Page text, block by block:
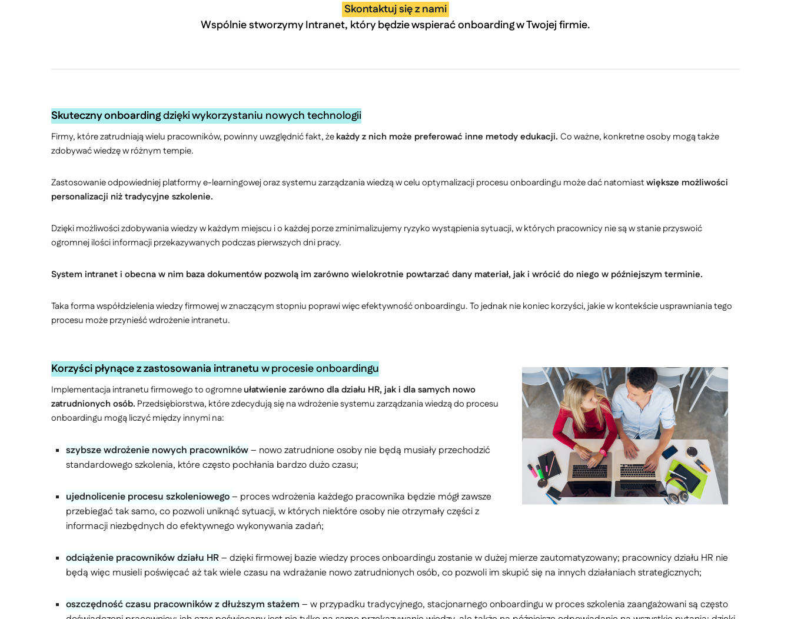
Skontaktuj się z nami
Wspólnie stworzymy Intranet, który będzie wspierać onboarding w Twojej firmie.
Skuteczny onboardingdzięki wykorzystaniu nowych technologii
Firmy, które zatrudniają wielu pracowników, powinny uwzględnić fakt, żekażdy z nich może preferować inne metody edukacji. Co ważne, konkretne osoby mogą także
zdobywać wiedzę w różnym tempie.
Zastosowanie odpowiedniej platformy e-learningowej oraz systemu zarządzania wiedzą w celu optymalizacji procesu onboardingu może dać natomiastwiększe możliwości
personalizacji niż tradycyjne szkolenie.
Dzięki możliwości zdobywania wiedzy w każdym miejscu i o każdej porze zminimalizujemy ryzyko wystąpienia sytuacji, w których pracownicy nie są w stanie przyswoić
ogromnej ilości informacji przekazywanych podczas pierwszych dni pracy.
System intranet i obecna w nim baza dokumentów pozwolą im zarówno wielokrotnie powtarzać dany materiał, jak i wrócić do niego w późniejszym terminie.
Taka forma współdzielenia wiedzy firmowej w znaczącym stopniu poprawi więc efektywność onboardingu. To jednak nie koniec korzyści, jakie w kontekście usprawniania tego
procesu może przynieść wdrożenie intranetu.
Korzyści płynące z zastosowania intranetuw procesie onboardingu
Implementacja intranetu firmowego to ogromneułatwienie zarówno dla działu HR, jak i dla samych nowo
zatrudnionych osób. Przedsiębiorstwa, które zdecydują się na wdrożenie systemu zarządzania wiedzą do procesu
onboardingu mogą liczyć między innymi na:
szybsze wdrożenie nowych pracowników– nowo zatrudnione osoby nie będą musiały przechodzić
standardowego szkolenia, które często pochłania bardzo dużo czasu;
ujednolicenie procesu szkoleniowego– proces wdrożenia każdego pracownika będzie mógł zawsze
przebiegać tak samo, co pozwoli uniknąć sytuacji, w których niektóre osoby nie otrzymały części z
informacji niezbędnych do efektywnego wykonywania zadań;
odciążenie pracowników działu HR– dzięki firmowej bazie wiedzy proces onboardingu zostanie w dużej mierze zautomatyzowany; pracownicy działu HR nie
będą więc musieli poświęcać aż tak wiele czasu na wdrażanie nowo zatrudnionych osób, co pozwoli im skupić się na innych działaniach strategicznych;
oszczędność czasu pracowników z dłuższym stażem – w przypadku tradycyjnego, stacjonarnego onboardingu w proces szkolenia zaangażowani są często